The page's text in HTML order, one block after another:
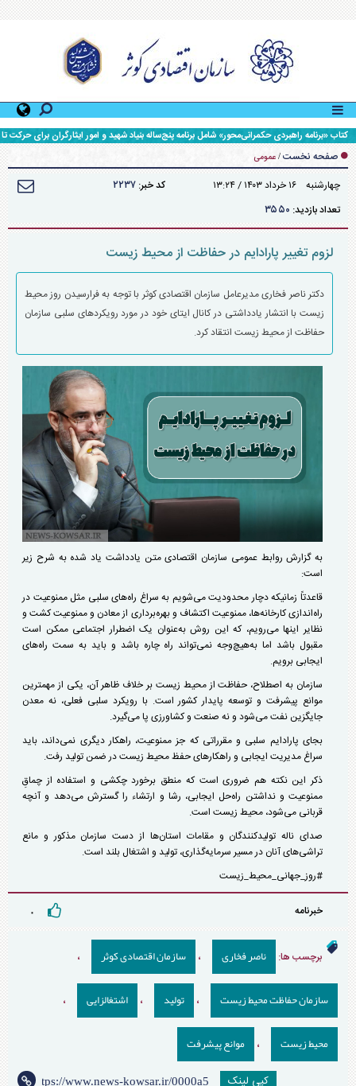
کتاب «برنامه راهبردی حکمرانی‌محور» شامل برنامه پنج‌ساله بنیاد شهید و امور ایثارگران برای حرکت تا
افق ۱۴۱۰، رونمایی شد.صفحه نخست / عمومی
چهارشنبه ۱۶ خرداد ۱۴۰۳ / ۱۳:۲۴ کد خبر: ۲۲۳۷
تعداد بازدید: ۳۵۵۰
لزوم تغییر پارادایم در حفاظت از محیط زیست
دکتر ناصر فخاری مدیرعامل سازمان اقتصادی کوثر با توجه به فرارسیدن روز محیط
زیست با انتشار یادداشتی در کانال ایتای خود در مورد رویکردهای سلبی سازمان
حفاظت از محیط زیست انتقاد کرد.
به گزارش روابط عمومی سازمان اقتصادی متن یادداشت یاد شده به شرح زیر
است:
قاعدتاً زمانیکه دچار محدودیت می‌شویم به سراغ راه‌های سلبی مثل ممنوعیت در
راه‌اندازی کارخانه‌ها، ممنوعیت اکتشاف و بهره‌برداری از معادن و ممنوعیت کشت و
نظایر اینها می‌رویم، که این روش به‌عنوان یک اضطرار اجتماعی ممکن است
مقبول باشد اما به‌هیچ‌وجه نمی‌تواند راه چاره باشد و باید به سمت راه‌های
ایجابی برویم.
سازمان به اصطلاح، حفاظت از محیط زیست بر خلاف ظاهر آن، یکی از مهمترین
موانع پیشرفت و توسعه پایدار کشور است. با رویکرد سلبی فعلی، نه معدن
جایگزین نفت می‌شود و نه صنعت و کشاورزی پا می‌گیرد.
بجای پارادایم سلبی و مقرراتی که جز ممنوعیت، راهکار دیگری نمی‌داند، باید
سراغ مدیریت ایجابی و راهکارهای حفظ محیط زیست در ضمن تولید رفت.
ذکر این نکته هم ضروری است که منطق برخورد چکشی و استفاده از چماقِ
ممنوعیت و نداشتن راه‌حل ایجابی، رشا و ارتشاء را گسترش می‌دهد و آنچه
قربانی می‌شود، محیط زیست است.
صدای ناله تولیدکنندگان و مقامات استان‌ها از دست سازمان مذکور و مانع
تراشی‌های آنان در مسیر سرمایه‌گذاری، تولید و اشتغال بلند است.
#روز_جهانی_محیط_زیست
خبرنامه ۰
برچسب ها: ناصر فخاری ، سازمان اقتصادی کوثر ،
سازمان حفاظت محیط زیست ، تولید ، اشتغالزایی ،
محیط زیست ، موانع پیشرفت
کپی لینک